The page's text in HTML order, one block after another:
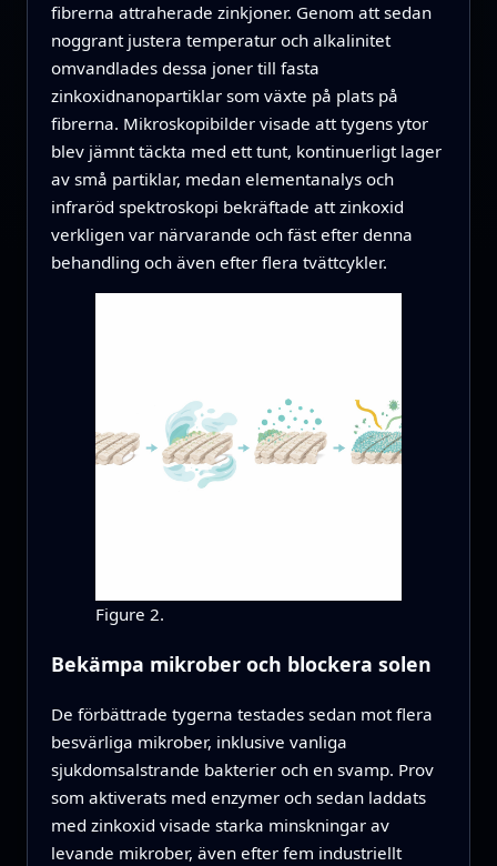
fibrerna attraherade zinkjoner. Genom att sedan
noggrant justera temperatur och alkalinitet
omvandlades dessa joner till fasta
zinkoxidnanopartiklar som växte på plats på
fibrerna. Mikroskopibilder visade att tygens ytor
blev jämnt täckta med ett tunt, kontinuerligt lager
av små partiklar, medan elementanalys och
infraröd spektroskopi bekräftade att zinkoxid
verkligen var närvarande och fäst efter denna
behandling och även efter flera tvättcykler.
Figure 2.
Bekämpa mikrober och blockera solen
De förbättrade tygerna testades sedan mot flera
besvärliga mikrober, inklusive vanliga
sjukdomsalstrande bakterier och en svamp. Prov
som aktiverats med enzymer och sedan laddats
med zinkoxid visade starka minskningar av
levande mikrober, även efter fem industriellt